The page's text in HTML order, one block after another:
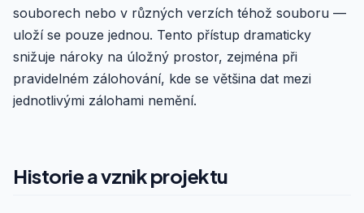
souborech nebo v různých verzích téhož souboru —
uloží se pouze jednou. Tento přístup dramaticky
snižuje nároky na úložný prostor, zejména při
pravidelném zálohování, kde se většina dat mezi
jednotlivými zálohami nemění.
Historie a vznik projektu